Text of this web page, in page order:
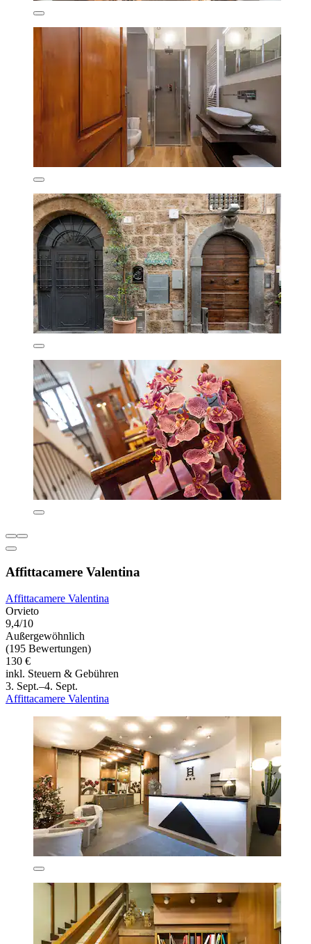
Affittacamere Valentina
Affittacamere Valentina
Orvieto
9,4/10
Außergewöhnlich
(195 Bewertungen)
130 €
inkl. Steuern & Gebühren
3. Sept.–4. Sept.
Affittacamere Valentina